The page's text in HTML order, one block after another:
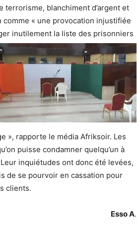
terrorisme, blanchiment d’argent et
comme « une provocation injustifiée
inutilement la liste des prisonniers
», rapporte le média Afriksoir. Les
puisse condamner quelqu’un à
inquiétudes ont donc été levées,
de se pourvoir en cassation pour
clients.
Esso A.